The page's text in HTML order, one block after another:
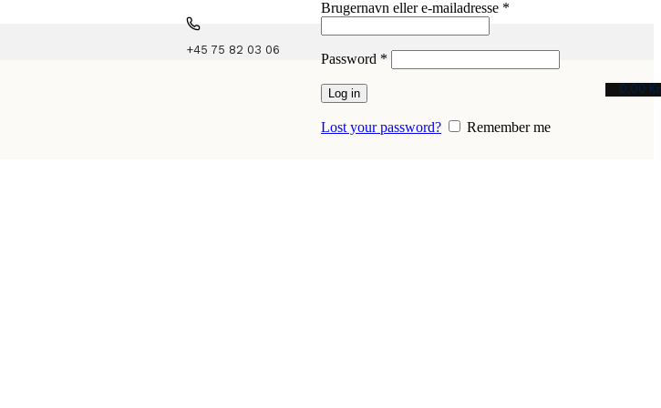
+45 75 82 03 06
Brugernavn eller e-mailadresse *
Password *
Log in
Lost your password? Remember me
0,00